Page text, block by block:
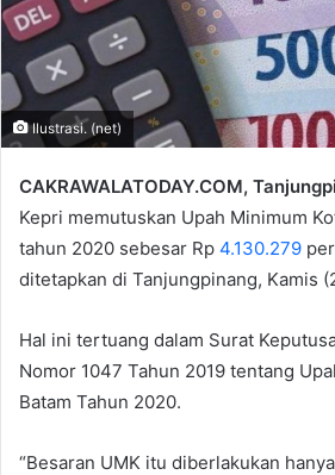
Ilustrasi. (net)
CAKRAWALATODAY.COM,
Kepri memutuskan Upah Minimum
tahun 2020 sebesar Rp 4.130.279
ditetapkan di Tanjungpinang, Kamis
Hal ini tertuang dalam Surat
Nomor 1047 Tahun 2019 tentang
Batam Tahun 2020.
“Besaran UMK itu diberlakukan